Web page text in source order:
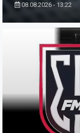
08.08.2026 - 13:22